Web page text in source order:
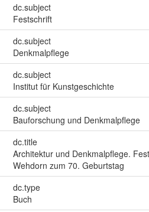
dc.subject
Festschrift
dc.subject
Denkmalpflege
dc.subject
Institut für Kunstgeschichte
dc.subject
Bauforschung und Denkmalpflege
dc.title
Architektur und Denkmalpflege.
Wehdorn zum 70. Geburtstag
dc.type
Buch